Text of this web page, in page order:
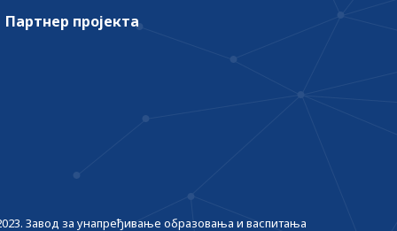
Партнер пројекта
Завод за унапређивање образовања и васпитања